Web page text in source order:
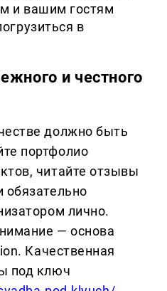
и вашим гостям
в
и честного
должно быть
портфолио
читайте отзывы
обязательно
лично.
— основа
Качественная
под ключ